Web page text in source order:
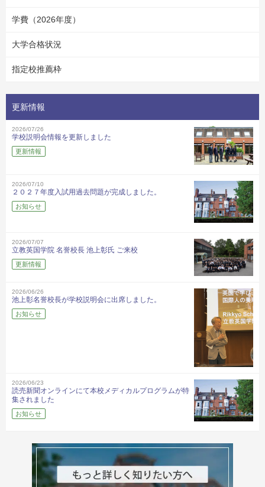
学費（2026年度）
大学合格状況
指定校推薦枠
更新情報
2026/07/26
学校説明会情報を更新しました
更新情報
2026/07/10
２０２７年度入試用過去問題が完成しました。
お知らせ
2026/07/07
立教英国学院 名誉校長 池上彰氏 ご来校
更新情報
2026/06/26
池上彰名誉校長が学校説明会に出席しました。
お知らせ
2026/06/23
読売新聞オンラインにて本校メディカルプログラムが特
集されました
お知らせ